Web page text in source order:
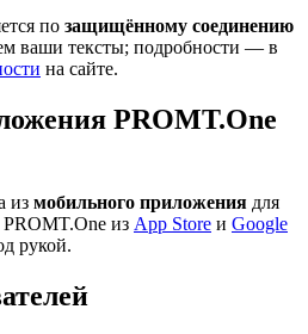
по защищённому соединению
ваши тексты; подробности — в
на сайте.
PROMT.One
из мобильного приложения для
из App Store и Google
рукой.